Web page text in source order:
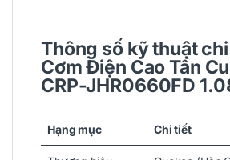
Thông số kỹ thuật
Cơm Điện Cao Tần
CRP-JHR0660FD
Hạng mục Chi tiết